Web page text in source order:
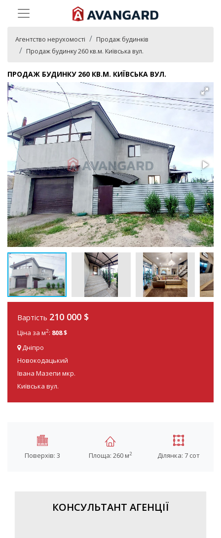
Агентство нерухомості
Продаж будинків
Продаж будинку 260 кв.м. Київська вул.
ПРОДАЖ БУДИНКУ 260 КВ.М. КИЇВСЬКА ВУЛ.
Вартість 210 000 $
Ціна за м2: 808 $
Дніпро
Новокодацький
Івана Мазепи мкр.
Київська вул.
Поверхів: 3 Площа: 260 м2 Ділянка: 7 сот
КОНСУЛЬТАНТ АГЕНЦІЇ